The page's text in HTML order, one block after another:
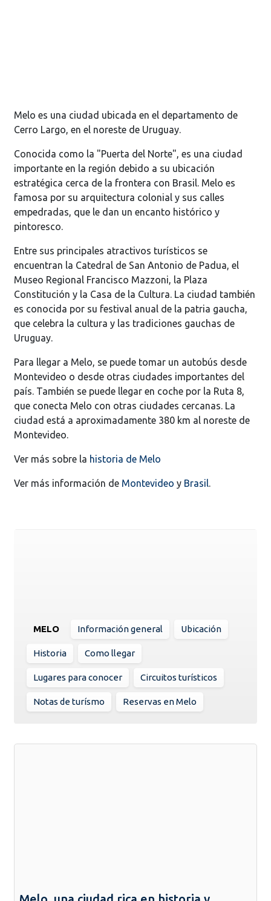
Melo es una ciudad ubicada en el departamento de
Cerro Largo, en el noreste de Uruguay.
Conocida como la "Puerta del Norte", es una ciudad
importante en la región debido a su ubicación
estratégica cerca de la frontera con Brasil. Melo es
famosa por su arquitectura colonial y sus calles
empedradas, que le dan un encanto histórico y
pintoresco.
Entre sus principales atractivos turísticos se
encuentran la Catedral de San Antonio de Padua, el
Museo Regional Francisco Mazzoni, la Plaza
Constitución y la Casa de la Cultura. La ciudad también
es conocida por su festival anual de la patria gaucha,
que celebra la cultura y las tradiciones gauchas de
Uruguay.
Para llegar a Melo, se puede tomar un autobús desde
Montevideo o desde otras ciudades importantes del
país. También se puede llegar en coche por la Ruta 8,
que conecta Melo con otras ciudades cercanas. La
ciudad está a aproximadamente 380 km al noreste de
Montevideo.
Ver más sobre la historia de Melo
Ver más información de Montevideo y Brasil.
MELO Información general Ubicación
Historia Como llegar
Lugares para conocer Circuitos turísticos
Notas de turísmo Reservas en Melo